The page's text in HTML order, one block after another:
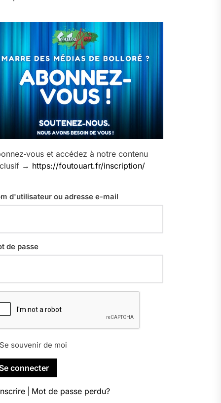
et accédez à notre contenu
→ https://foutouart.fr/inscription/
d'utilisateur ou adresse e-mail
de passe
Se souvenir de moi
Mot de passe perdu?